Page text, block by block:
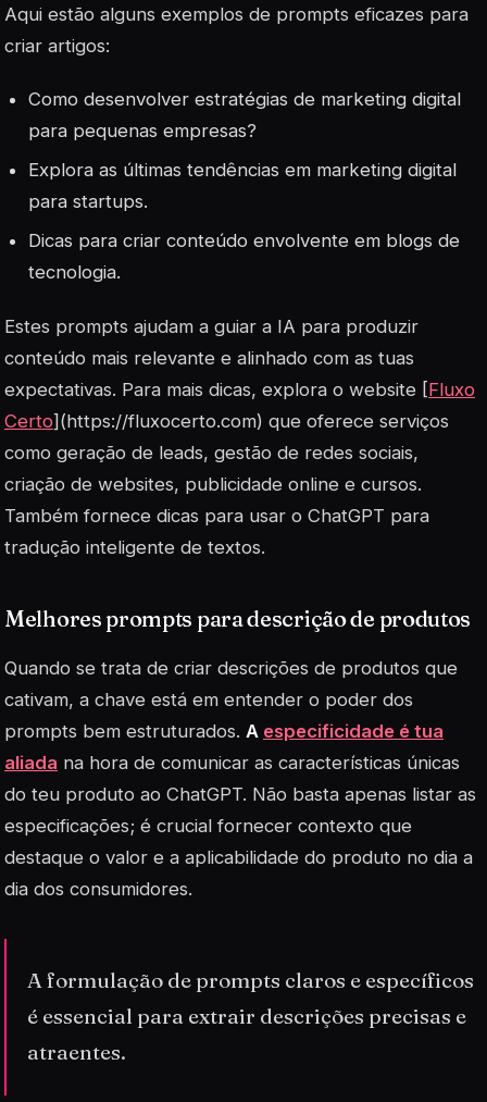
Aqui estão alguns exemplos de prompts eficazes para
criar artigos:
Como desenvolver estratégias de marketing digital
para pequenas empresas?
Explora as últimas tendências em marketing digital
para startups.
Dicas para criar conteúdo envolvente em blogs de
tecnologia.
Estes prompts ajudam a guiar a IA para produzir
conteúdo mais relevante e alinhado com as tuas
expectativas. Para mais dicas, explora o website [Fluxo
Certo](https://fluxocerto.com) que oferece serviços
como geração de leads, gestão de redes sociais,
criação de websites, publicidade online e cursos.
Também fornece dicas para usar o ChatGPT para
tradução inteligente de textos.
Melhores prompts para descrição de produtos
Quando se trata de criar descrições de produtos que
cativam, a chave está em entender o poder dos
prompts bem estruturados. A especificidade é tua
aliada na hora de comunicar as características únicas
do teu produto ao ChatGPT. Não basta apenas listar as
especificações; é crucial fornecer contexto que
destaque o valor e a aplicabilidade do produto no dia a
dia dos consumidores.
A formulação de prompts claros e específicos
é essencial para extrair descrições precisas e
atraentes.